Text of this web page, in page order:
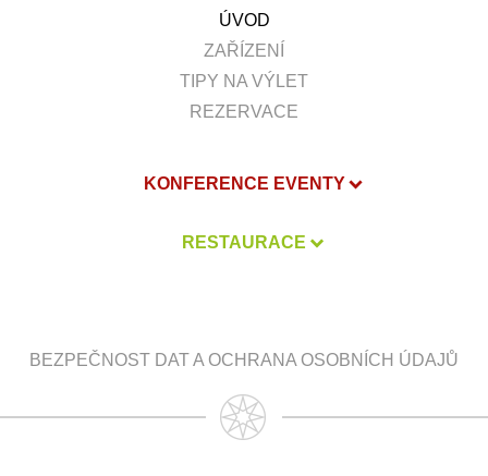
ÚVOD
ZAŘÍZENÍ
TIPY NA VÝLET
REZERVACE
KONFERENCE EVENTY
RESTAURACE
BEZPEČNOST DAT A OCHRANA OSOBNÍCH ÚDAJŮ